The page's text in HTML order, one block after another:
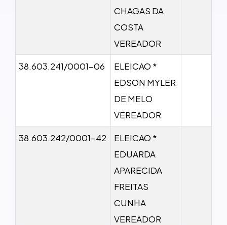
CHAGAS DA
COSTA
VEREADOR
38.603.241/0001-06
ELEICAO *
EDSON MYLER
DE MELO
VEREADOR
38.603.242/0001-42
ELEICAO *
EDUARDA
APARECIDA
FREITAS
CUNHA
VEREADOR